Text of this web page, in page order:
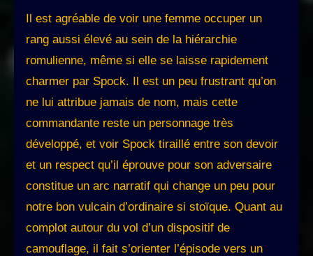
Il est agréable de voir une femme occuper un
rang aussi élevé au sein de la hiérarchie
romulienne, même si elle se laisse rapidement
charmer par Spock. Il est un peu frustrant qu’on
ne lui attribue jamais de nom, mais cette
commandante reste un personnage très
développé, et voir Spock tiraillé entre son devoir
et un respect qu’il éprouve pour son adversaire
constitue un arc narratif qui change un peu pour
notre bon vulcain d’ordinaire si stoïque. Quant au
complot autour du vol d’un dispositif de
camouflage, il fait s’orienter l’épisode vers un